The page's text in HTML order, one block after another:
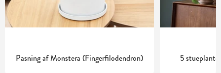
Pasning af Monstera (Fingerfilodendron) 5